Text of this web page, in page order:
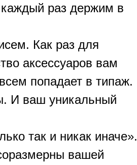
каждый раз держим в
Как раз для
аксессуаров вам
попадает в типаж.
И ваш уникальный
так и никак иначе».
вашей